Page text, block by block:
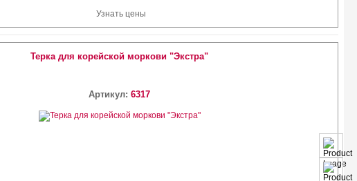
Узнать цены
Терка для корейской моркови "Экстра"
Артикул:6317